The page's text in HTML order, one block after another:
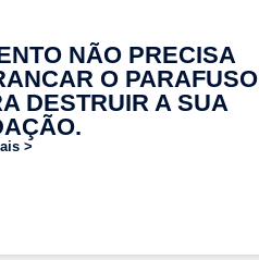
NÃO PRECISA
O PARAFUSO
DESTRUIR A SUA
>